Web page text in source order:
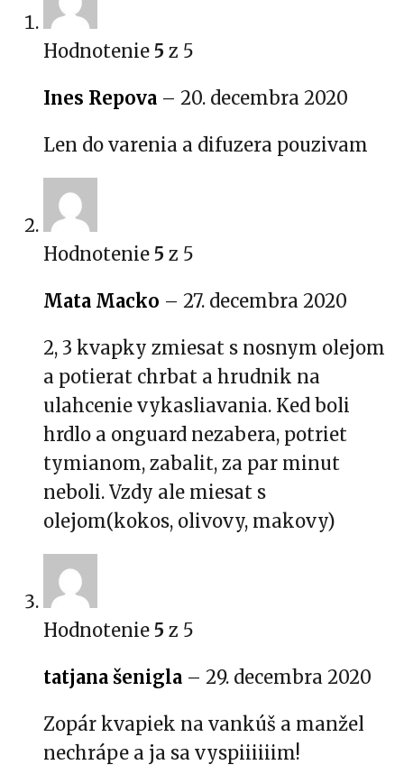
Hodnotenie 5 z 5
Ines Repova – 20. decembra 2020
Len do varenia a difuzera pouzivam
Hodnotenie 5 z 5
Mata Macko – 27. decembra 2020
2, 3 kvapky zmiesat s nosnym olejom
a potierat chrbat a hrudnik na
ulahcenie vykasliavania. Ked boli
hrdlo a onguard nezabera, potriet
tymianom, zabalit, za par minut
neboli. Vzdy ale miesat s
olejom(kokos, olivovy, makovy)
Hodnotenie 5 z 5
tatjana šenigla – 29. decembra 2020
Zopár kvapiek na vankúš a manžel
nechrápe a ja sa vyspiiiiiim!